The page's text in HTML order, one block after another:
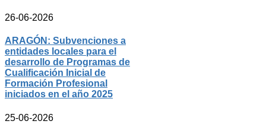
26-06-2026
ARAGÓN: Subvenciones a
entidades locales para el
desarrollo de Programas de
Cualificación Inicial de
Formación Profesional
iniciados en el año 2025
25-06-2026